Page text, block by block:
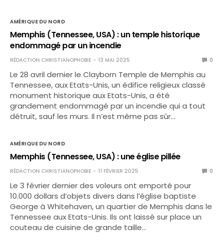
AMÉRIQUE DU NORD
Memphis (Tennessee, USA) : un temple historique
endommagé par un incendie
RÉDACTION CHRISTIANOPHOBIE 13 MAI 2025 0
Le 28 avril dernier le Clayborn Temple de Memphis au
Tennessee, aux Etats-Unis, un édifice religieux classé
monument historique aux Etats-Unis, a été
grandement endommagé par un incendie qui a tout
détruit, sauf les murs. Il n’est même pas sûr…
AMÉRIQUE DU NORD
Memphis (Tennessee, USA) : une église pillée
RÉDACTION CHRISTIANOPHOBIE 11 FÉVRIER 2025 0
Le 3 février dernier des voleurs ont emporté pour
10.000 dollars d’objets divers dans l’église baptiste
George à Whitehaven, un quartier de Memphis dans le
Tennessee aux Etats-Unis. Ils ont laissé sur place un
couteau de cuisine de grande taille…